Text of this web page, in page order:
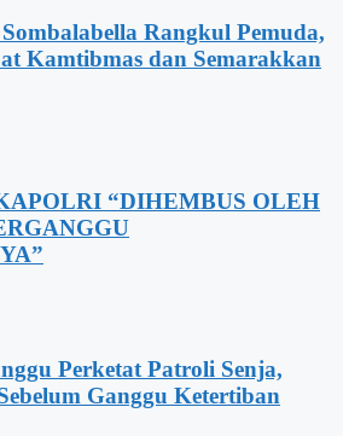
Rangkul Pemuda,
Kamtibmas dan Semarakkan
“DIHEMBUS OLEH
Perketat Patroli Senja,
Ganggu Ketertiban